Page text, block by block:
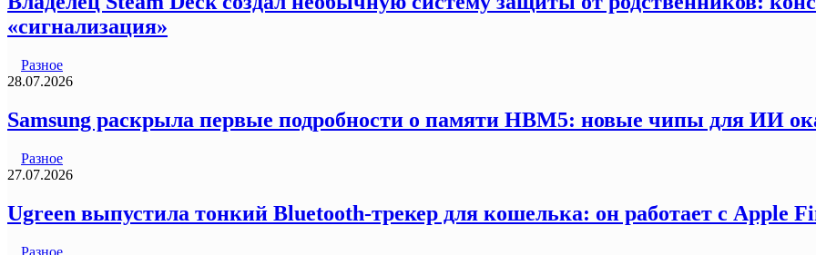
«сигнализация»
Разное
28.07.2026
Samsung раскрыла первые подробности о памяти HBM5: новые чипы для ИИ
Разное
27.07.2026
Ugreen выпустила тонкий Bluetooth-трекер для кошелька: он работает с Apple
Разное